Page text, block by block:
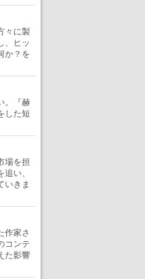
々に製
、ヒッ
か？を
。『赫
した短
場を担
い、
いきま
作家さ
コンテ
た影響